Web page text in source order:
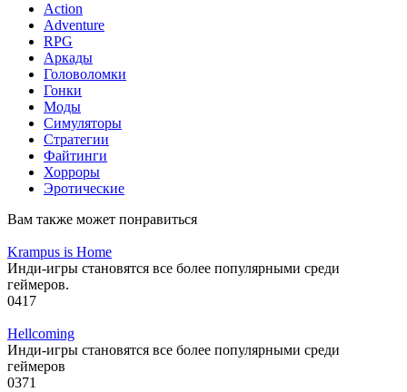
Action
Adventure
RPG
Аркады
Головоломки
Гонки
Моды
Симуляторы
Стратегии
Файтинги
Хорроры
Эротические
Вам также может понравиться
Krampus is Home
Инди-игры становятся все более популярными среди
геймеров.
0417
Hellcoming
Инди-игры становятся все более популярными среди
геймеров
0371